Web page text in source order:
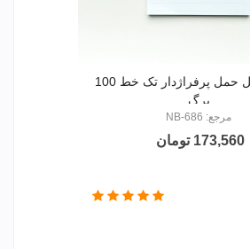
نوت پد قابل حمل پرفراژدار تک خط 100
برگ
مرجع: NB-686
173,560 تومان